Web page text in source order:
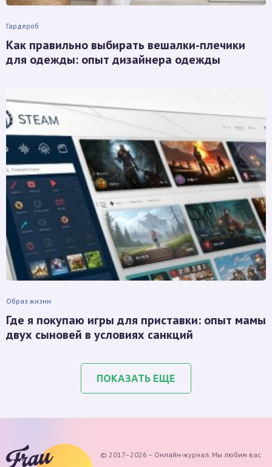
Гардероб
Как правильно выбирать вешалки-плечики
для одежды: опыт дизайнера одежды
Образ жизни
Где я покупаю игры для приставки: опыт мамы
двух сыновей в условиях санкций
ПОКАЗАТЬ ЕЩЕ
© 2017–2026 – Онлайн-журнал. Мы любим вас